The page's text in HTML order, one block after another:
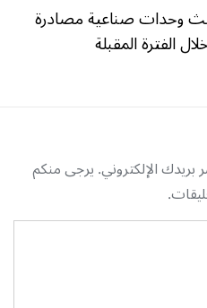
وحدات صناعية مصادرة
الفترة المقبلة
الإلكتروني. يرجى منكم